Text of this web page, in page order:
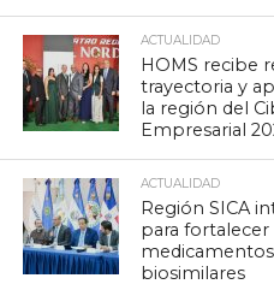
ACTUALIDAD
HOMS recibe
trayectoria y
la región del
Empresarial
ACTUALIDAD
Región SICA
para fortalecer
biosimilares